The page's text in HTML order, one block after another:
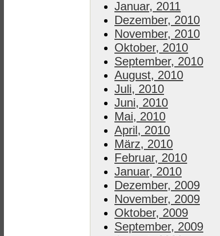
Januar, 2011
Dezember, 2010
November, 2010
Oktober, 2010
September, 2010
August, 2010
Juli, 2010
Juni, 2010
Mai, 2010
April, 2010
März, 2010
Februar, 2010
Januar, 2010
Dezember, 2009
November, 2009
Oktober, 2009
September, 2009